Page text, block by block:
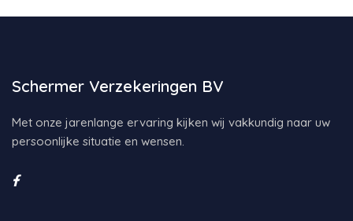
Schermer Verzekeringen BV
Met onze jarenlange ervaring kijken wij vakkundig naar uw
persoonlijke situatie en wensen.